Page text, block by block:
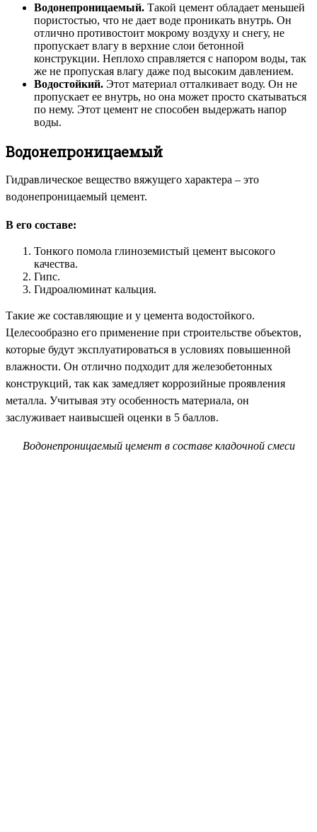
Водонепроницаемый. Такой цемент обладает меньшей
пористостью, что не дает воде проникать внутрь. Он
отлично противостоит мокрому воздуху и снегу, не
пропускает влагу в верхние слои бетонной
конструкции. Неплохо справляется с напором воды, так
же не пропуская влагу даже под высоким давлением.
Водостойкий. Этот материал отталкивает воду. Он не
пропускает ее внутрь, но она может просто скатываться
по нему. Этот цемент не способен выдержать напор
воды.
Водонепроницаемый
Гидравлическое вещество вяжущего характера – это
водонепроницаемый цемент.
В его составе:
Тонкого помола глиноземистый цемент высокого
качества.
Гипс.
Гидроалюминат кальция.
Такие же составляющие и у цемента водостойкого.
Целесообразно его применение при строительстве объектов,
которые будут эксплуатироваться в условиях повышенной
влажности. Он отлично подходит для железобетонных
конструкций, так как замедляет коррозийные проявления
металла. Учитывая эту особенность материала, он
заслуживает наивысшей оценки в 5 баллов.
Водонепроницаемый цемент в составе кладочной смеси